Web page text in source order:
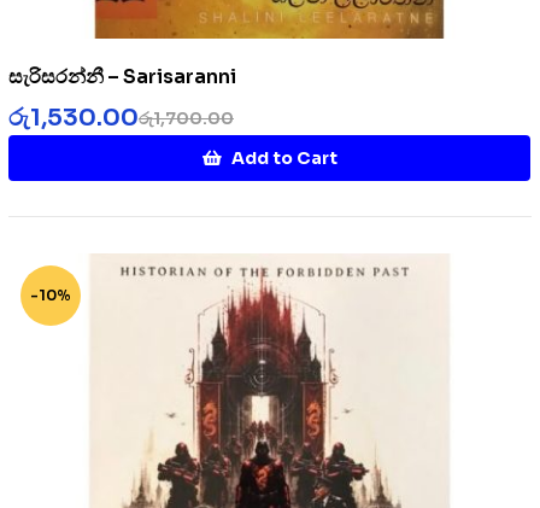
සැරිසරන්නී – Sarisaranni
රු1,700.00
රු1,530.00
Add to Cart
-10%